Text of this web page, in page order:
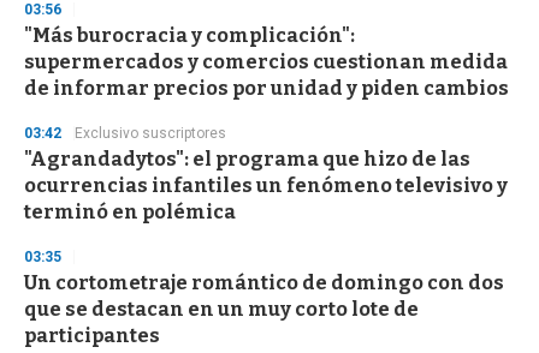
03:56
"Más burocracia y complicación":
supermercados y comercios cuestionan medida
de informar precios por unidad y piden cambios
03:42 Exclusivo suscriptores
"Agrandadytos": el programa que hizo de las
ocurrencias infantiles un fenómeno televisivo y
terminó en polémica
03:35
Un cortometraje romántico de domingo con dos
que se destacan en un muy corto lote de
participantes